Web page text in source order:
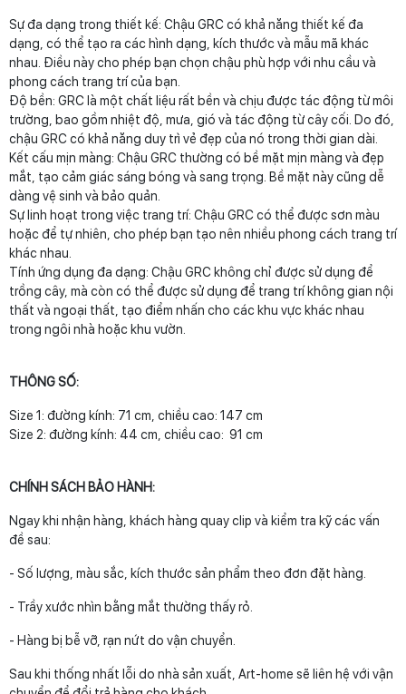
Sự đa dạng trong thiết kế: Chậu GRC có khả năng thiết kế đa
dạng, có thể tạo ra các hình dạng, kích thước và mẫu mã khác
nhau. Điều này cho phép bạn chọn chậu phù hợp với nhu cầu và
phong cách trang trí của bạn.
Độ bền: GRC là một chất liệu rất bền và chịu được tác động từ môi
trường, bao gồm nhiệt độ, mưa, gió và tác động từ cây cối. Do đó,
chậu GRC có khả năng duy trì vẻ đẹp của nó trong thời gian dài.
Kết cấu mịn màng: Chậu GRC thường có bề mặt mịn màng và đẹp
mắt, tạo cảm giác sáng bóng và sang trọng. Bề mặt này cũng dễ
dàng vệ sinh và bảo quản.
Sự linh hoạt trong việc trang trí: Chậu GRC có thể được sơn màu
hoặc để tự nhiên, cho phép bạn tạo nên nhiều phong cách trang trí
khác nhau.
Tính ứng dụng đa dạng: Chậu GRC không chỉ được sử dụng để
trồng cây, mà còn có thể được sử dụng để trang trí không gian nội
thất và ngoại thất, tạo điểm nhấn cho các khu vực khác nhau
trong ngôi nhà hoặc khu vườn.
THÔNG SỐ:
Size 1: đường kính: 71 cm, chiều cao: 147 cm
Size 2: đường kính: 44 cm, chiều cao: 91 cm
CHÍNH SÁCH BẢO HÀNH:
Ngay khi nhận hàng, khách hàng quay clip và kiểm tra kỹ các vấn
đề sau:
- Số lượng, màu sắc, kích thước sản phẩm theo đơn đặt hàng.
- Trầy xước nhìn bằng mắt thường thấy rỏ.
- Hàng bị bễ vỡ, rạn nứt do vận chuyển.
Sau khi thống nhất lỗi do nhà sản xuất, Art-home sẽ liên hệ với vận